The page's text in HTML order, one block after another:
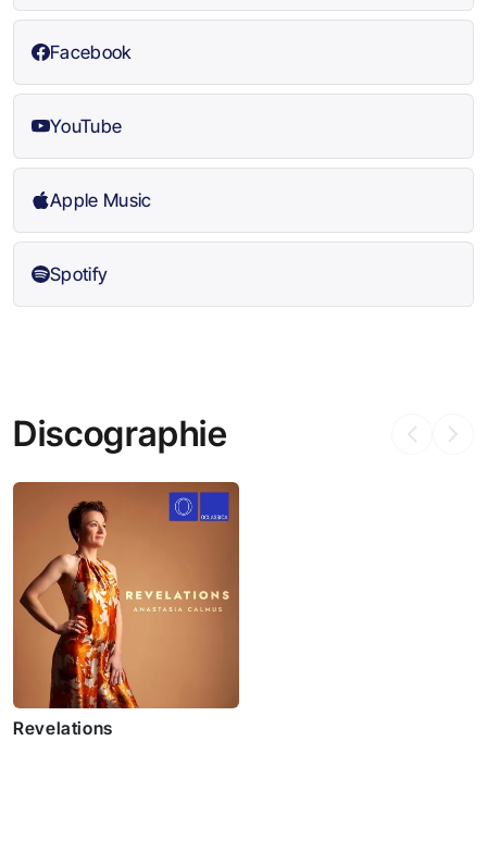
Facebook
YouTube
Apple Music
Spotify
Discographie
Revelations